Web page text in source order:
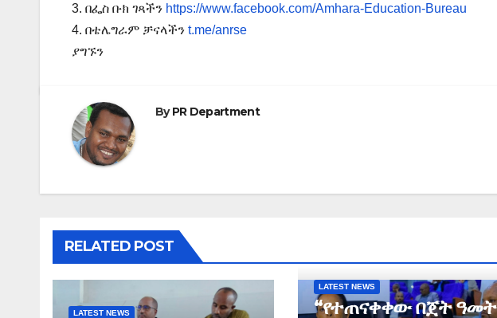
3. በፌስ ቡክ ገጻችን https://www.facebook.com/Amhara-Education-Bureau
4. በቴሌግራም ቻናላችን t.me/anrse
ያግኙን
ByPR Department
RELATED POST
LATEST NEWS
LATEST NEWS
“የተጠናቀቀው በጀት ዓመት